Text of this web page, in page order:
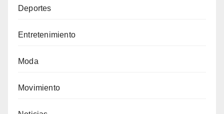
Deportes
Entretenimiento
Moda
Movimiento